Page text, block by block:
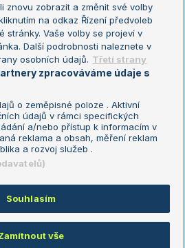
Nastavení soukromí
Reklama
Informace o zpracování osobních
údajů
Využíváme zpravodajství ČTK.
znovu zobrazit a změnit své volby
na odkaz Řízení předvoleb
stránky. Vaše volby se projeví v
Další podrobnosti naleznete v
osobních údajů. Třetí strany
zpracováváme údaje s
o zeměpisné poloze . Aktivní
údajů v rámci specifických
a/nebo přístup k informacím v
reklama a obsah, měření reklam
a rozvoj služeb .
Souhlasím
vše